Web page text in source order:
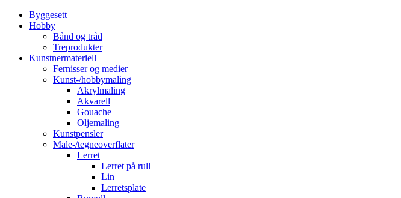
Byggesett
Hobby
Bånd og tråd
Treprodukter
Kunstnermateriell
Fernisser og medier
Kunst-/hobbymaling
Akrylmaling
Akvarell
Gouache
Oljemaling
Kunstpensler
Male-/tegneoverflater
Lerret
Lerret på rull
Lin
Lerretsplate